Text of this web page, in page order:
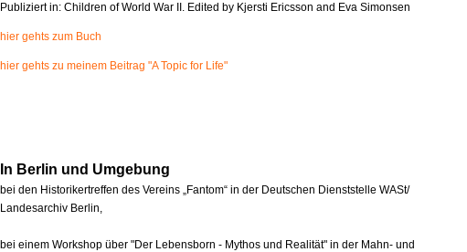
Publiziert in: Children of World War II. Edited by Kjersti Ericsson and Eva Simonsen
hier gehts zum Buch
hier gehts zu meinem Beitrag "A Topic for Life"
In Berlin und Umgebung
bei den Historikertreffen des Vereins „Fantom“ in der Deutschen Dienststelle WASt/
Landesarchiv Berlin,
bei einem Workshop über "Der Lebensborn - Mythos und Realität" in der Mahn- und